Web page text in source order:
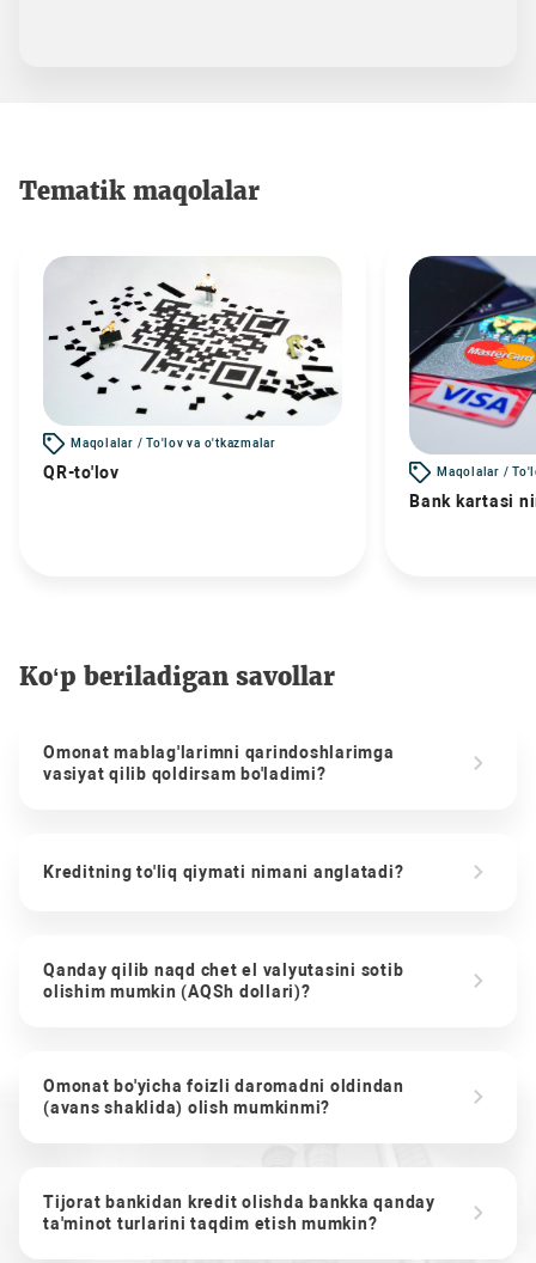
Tematik maqolalar
Maqolalar / To'lov va o'tkazmalar
QR-to'lov Maqolalar /
Bank kartasi
Ko‘p beriladigan savollar
Omonat mablag'larimni qarindoshlarimga
vasiyat qilib qoldirsam bo'ladimi?
Kreditning to'liq qiymati nimani anglatadi?
Qanday qilib naqd chet el valyutasini sotib
olishim mumkin (AQSh dollari)?
Omonat bo'yicha foizli daromadni oldindan
(avans shaklida) olish mumkinmi?
Tijorat bankidan kredit olishda bankka qanday
ta'minot turlarini taqdim etish mumkin?